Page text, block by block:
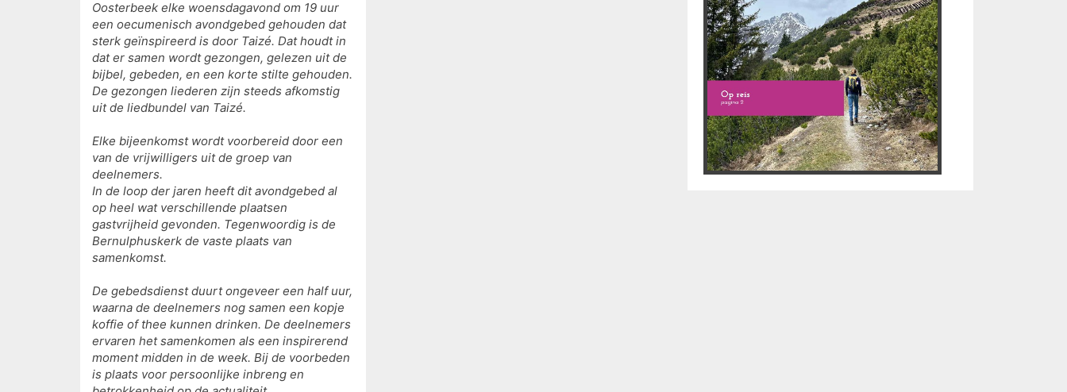
Oosterbeek elke woensdagavond om 19 uur
een oecumenisch avondgebed gehouden dat
sterk geïnspireerd is door Taizé. Dat houdt in
dat er samen wordt gezongen, gelezen uit de
bijbel, gebeden, en een korte stilte gehouden.
De gezongen liederen zijn steeds afkomstig
uit de liedbundel van Taizé.
Elke bijeenkomst wordt voorbereid door een
van de vrijwilligers uit de groep van
deelnemers.
In de loop der jaren heeft dit avondgebed al
op heel wat verschillende plaatsen
gastvrijheid gevonden. Tegenwoordig is de
Bernulphuskerk de vaste plaats van
samenkomst.
De gebedsdienst duurt ongeveer een half uur,
waarna de deelnemers nog samen een kopje
koffie of thee kunnen drinken. De deelnemers
ervaren het samenkomen als een inspirerend
moment midden in de week. Bij de voorbeden
is plaats voor persoonlijke inbreng en